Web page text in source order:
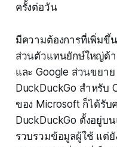
ครั้งต่อวัน
มีความต้องการที่เพิ่มขึ้
ส่วนตัวแทนยักษ์ใหญ่ด้า
และ Google ส่วนขยาย
DuckDuckGo สำหรับ
ของ Microsoft ก็ได้รับ
DuckDuckGo ตั้งอยู่บ
รวบรวมข้อมูลผู้ใช้ แต่